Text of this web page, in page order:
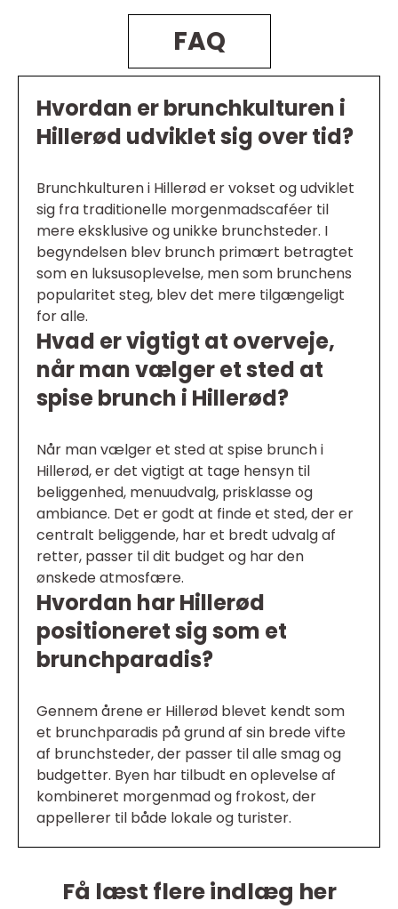
FAQ
Hvordan er brunchkulturen i
Hillerød udviklet sig over tid?
Brunchkulturen i Hillerød er vokset og udviklet
sig fra traditionelle morgenmadscaféer til
mere eksklusive og unikke brunchsteder. I
begyndelsen blev brunch primært betragtet
som en luksusoplevelse, men som brunchens
popularitet steg, blev det mere tilgængeligt
for alle.
Hvad er vigtigt at overveje,
når man vælger et sted at
spise brunch i Hillerød?
Når man vælger et sted at spise brunch i
Hillerød, er det vigtigt at tage hensyn til
beliggenhed, menuudvalg, prisklasse og
ambiance. Det er godt at finde et sted, der er
centralt beliggende, har et bredt udvalg af
retter, passer til dit budget og har den
ønskede atmosfære.
Hvordan har Hillerød
positioneret sig som et
brunchparadis?
Gennem årene er Hillerød blevet kendt som
et brunchparadis på grund af sin brede vifte
af brunchsteder, der passer til alle smag og
budgetter. Byen har tilbudt en oplevelse af
kombineret morgenmad og frokost, der
appellerer til både lokale og turister.
Få læst flere indlæg her